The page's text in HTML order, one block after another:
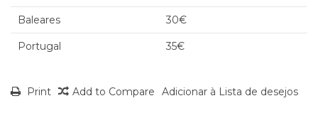
Baleares 30€
Portugal 35€
Print Add to Compare Adicionar à Lista de desejos